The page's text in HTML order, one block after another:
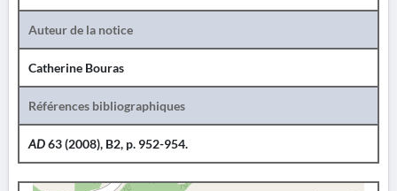
Auteur de la notice
Catherine Bouras
Références bibliographiques
AD63 (2008), B2, p. 952-954.